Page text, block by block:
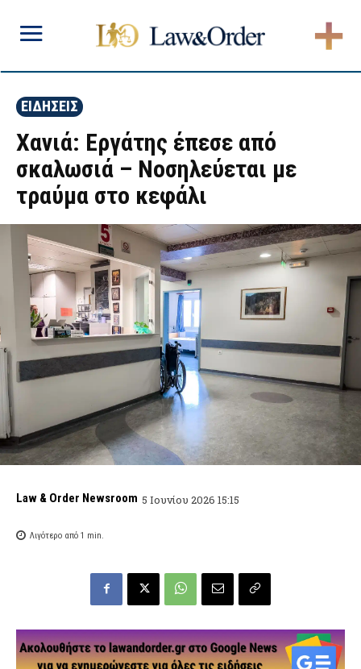
ΕΙΔΗΣΕΙΣ
Χανιά: Εργάτης έπεσε από
σκαλωσιά – Νοσηλεύεται με
τραύμα στο κεφάλι
Law & Order Newsroom 5 Ιουνίου 2026 15:15
Λιγότερο από 1 min.